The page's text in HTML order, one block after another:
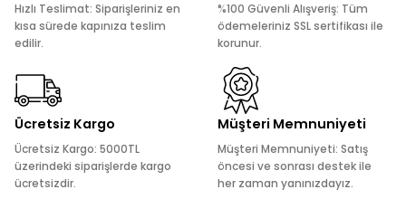
Ürün bilgilerinde hatalar bulunuyor.
Ürün fiyatı diğer sitelerden daha pahalı.
Bu ürüne benzer farklı alternatifler olmalı.
Hızlı Teslimat: Siparişleriniz en
kısa sürede kapınıza teslim
edilir.
%100 Güvenli Alışveriş: Tüm
ödemeleriniz SSL sertifikası ile
korunur.
Ücretsiz Kargo
Ücretsiz Kargo: 5000TL
üzerindeki siparişlerde kargo
ücretsizdir.
Müşteri Memnuniyeti
Müşteri Memnuniyeti: Satış
öncesi ve sonrası destek ile
her zaman yanınızdayız.